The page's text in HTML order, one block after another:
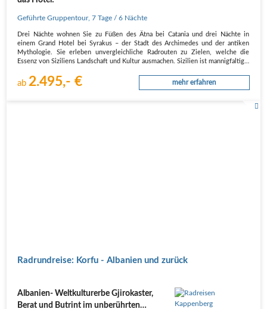
Geführte Gruppentour,7 Tage / 6 Nächte
Drei Nächte wohnen Sie zu Füßen des Ätna bei Catania und drei Nächte in
einem Grand Hotel bei Syrakus – der Stadt des Archimedes und der antiken
Mythologie. Sie erleben unvergleichliche Radrouten zu Zielen, welche die
Essenz von Siziliens Landschaft und Kultur ausmachen. Sizilien ist mannigfaltig…
ab 2.495,- € mehr erfahren
Radrundreise: Korfu - Albanien und zurück
Albanien- Weltkulturerbe Gjirokaster,
Berat und Butrint im unberührten